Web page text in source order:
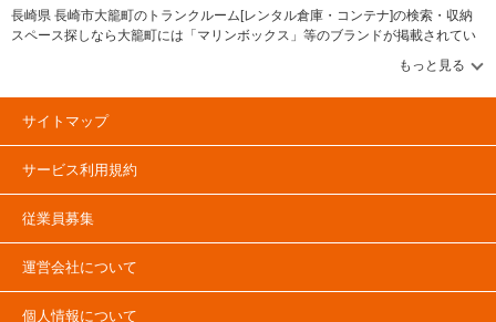
長崎県 長崎市大籠町のトランクルーム[レンタル倉庫・コンテナ]の検索・収納
スペース探しなら大籠町には「マリンボックス」等のブランドが掲載されてい
ます。借りたい地域から探して、広さ・料金[賃料]・セキュリティ・空調完備・
24時間出し入れ可能などの希望条件で絞込み！豊富な物件数から様々な方法で
ご希望の収納スペースを簡単に探せるトランクルーム情報サイトです。大籠町
で気になるトランクルームを見つけたら、メールか電話でお問合せが可能です
サイトマップ
サービス利用規約
従業員募集
運営会社について
個人情報について